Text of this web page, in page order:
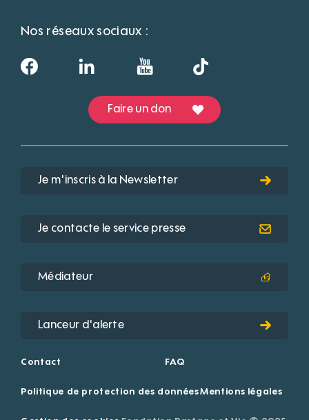
Nos réseaux sociaux :
Faire un don
Je m'inscris à la Newsletter
Je contacte le service presse
Médiateur
Lanceur d'alerte
Contact FAQ
Politique de protection des donnéesMentions légales